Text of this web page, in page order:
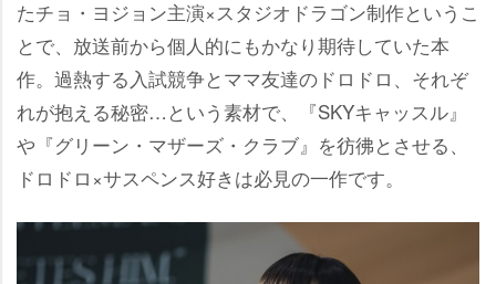
たチョ・ヨジョン主演×スタジオドラゴン制作というこ
とで、放送前から個人的にもかなり期待していた本
作。過熱する入試競争とママ友達のドロドロ、それぞ
れが抱える秘密…という素材で、『SKYキャッスル』
『グリーン・マザーズ・クラブ』を彷彿とさせる、
ドロドロ×サスペンス好きは必見の一作です。